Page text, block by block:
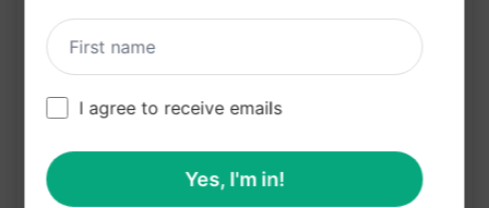
Ermöglicht es Dir, neue Perspektiven und
Interpretationen zu entdecken
Hilft Dir dabei, den poetischen Gehalt des
Gedichts zu bewahren
Vorteile:
I agree to receive emails
Yes, I'm in!